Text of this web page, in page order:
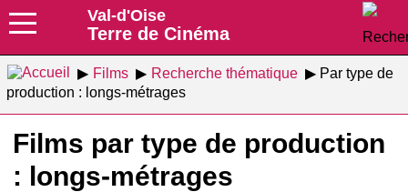
Val-d'Oise
Terre de Cinéma
Films Recherche thématique
Par type de
production : longs-métrages
Films par type de production
: longs-métrages